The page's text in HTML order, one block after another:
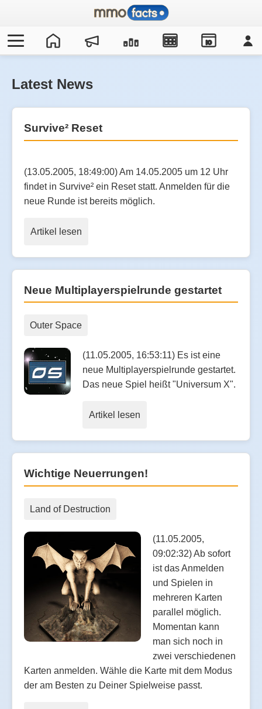
IO
Latest News
Survive² Reset
(13.05.2005, 18:49:00) Am 14.05.2005 um 12 Uhr
findet in Survive² ein Reset statt. Anmelden für die
neue Runde ist bereits möglich.
Artikel lesen
Neue Multiplayerspielrunde gestartet
Outer Space
(11.05.2005, 16:53:11) Es ist eine
neue Multiplayerspielrunde gestartet.
Das neue Spiel heißt "Universum X".
Artikel lesen
Wichtige Neuerrungen!
Land of Destruction
(11.05.2005,
09:02:32) Ab sofort
ist das Anmelden
und Spielen in
mehreren Karten
parallel möglich.
Momentan kann
man sich noch in
zwei verschiedenen
Karten anmelden. Wähle die Karte mit dem Modus
der am Besten zu Deiner Spielweise passt.